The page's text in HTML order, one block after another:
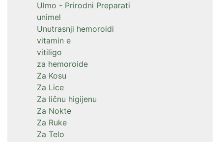
Ulmo - Prirodni Preparati
unimel
Unutrasnji hemoroidi
vitamin e
vitiligo
za hemoroide
Za Kosu
Za Lice
Za ličnu higijenu
Za Nokte
Za Ruke
Za Telo